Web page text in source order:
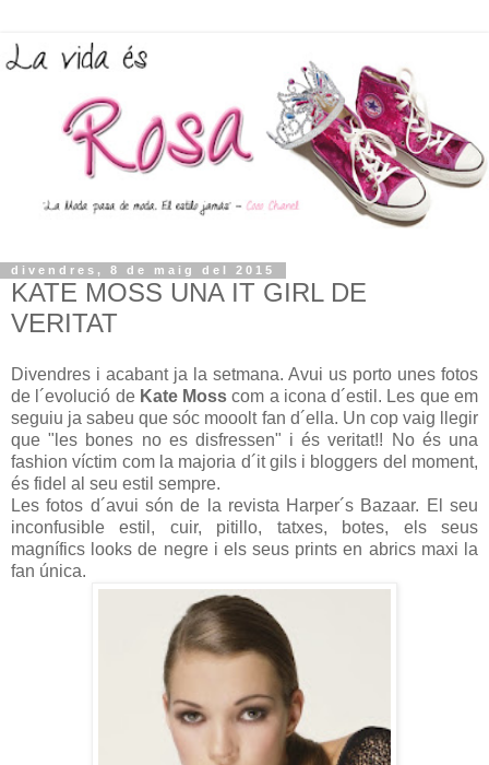
divendres, 8 de maig del 2015
KATE MOSS UNA IT GIRL DE
VERITAT
Divendres i acabant ja la setmana. Avui us porto unes fotos
de l´evolució de Kate Moss com a icona d´estil. Les que em
seguiu ja sabeu que sóc mooolt fan d´ella. Un cop vaig llegir
que "les bones no es disfressen" i és veritat!! No és una
fashion víctim com la majoria d´it gils i bloggers del moment,
és fidel al seu estil sempre.
Les fotos d´avui són de la revista Harper´s Bazaar. El seu
inconfusible estil, cuir, pitillo, tatxes, botes, els seus
magnífics looks de negre i els seus prints en abrics maxi la
fan única.